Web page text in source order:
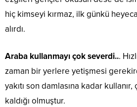
hiç kimseyi kırmaz, ilk günkü
alırdı.
Araba kullanmayı çok severdi...
zaman bir yerlere yetişmesi
yakıtı son damlasına kadar
kaldığı olmuştur.